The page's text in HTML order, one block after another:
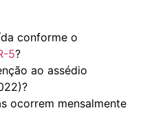
conforme o
5?
ao assédio
ocorrem mensalmente